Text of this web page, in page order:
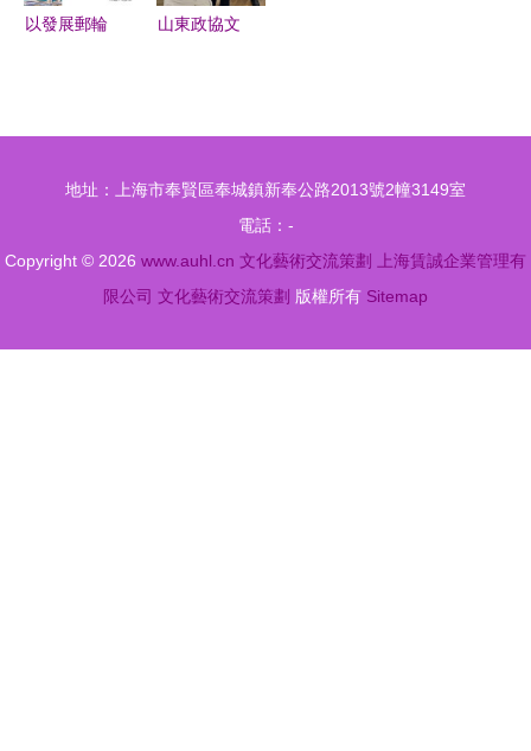
話
以發展郵輪
文化藝術設
落幕
山東政協文
地址：上海市奉賢區奉城鎮新奉公路2013號2幢3149室
電話：-
Copyright © 2026 www.auhl.cn 文化藝術交流策劃
上海賃誠企業管理有
限公司 文化藝術交流策劃 版權所有 Sitemap